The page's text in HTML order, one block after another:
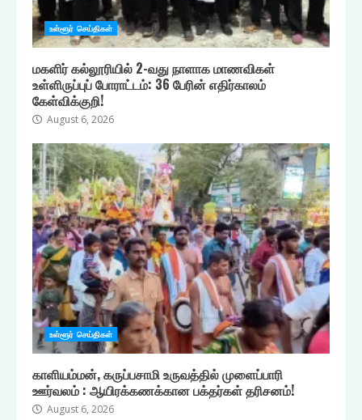
உள்ளூர் செய்திகள்
மகளிர் கல்லூரியில் 2-வது நாளாக மாணவிகள்
உள்ளிருப்புப் போராட்டம்: 36 பேரின் எதிர்காலம்
கேள்விக்குறி!
August 6, 2026
உள்ளூர் செய்திகள்
காளியம்மன், கருப்பசாமி உருவத்தில் முளைப்பாரி
ஊர்வலம் : ஆயிரக்கணக்கான பக்தர்கள் தரிசனம்!
August 6, 2026